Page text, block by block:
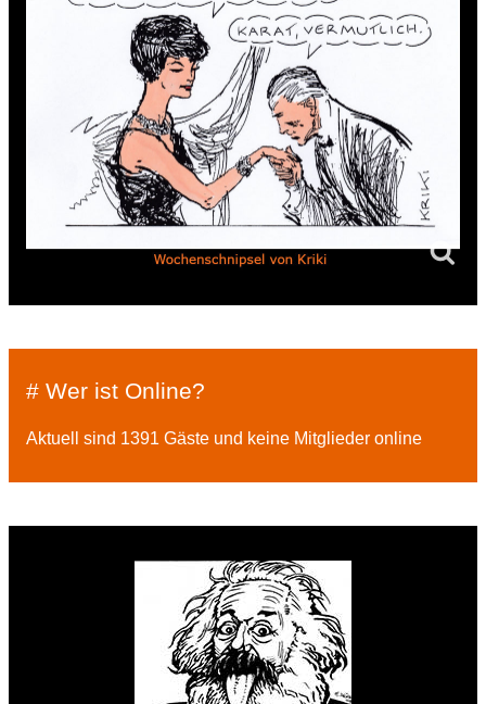
# Wer ist Online?
Aktuell sind 1391 Gäste und keine Mitglieder online